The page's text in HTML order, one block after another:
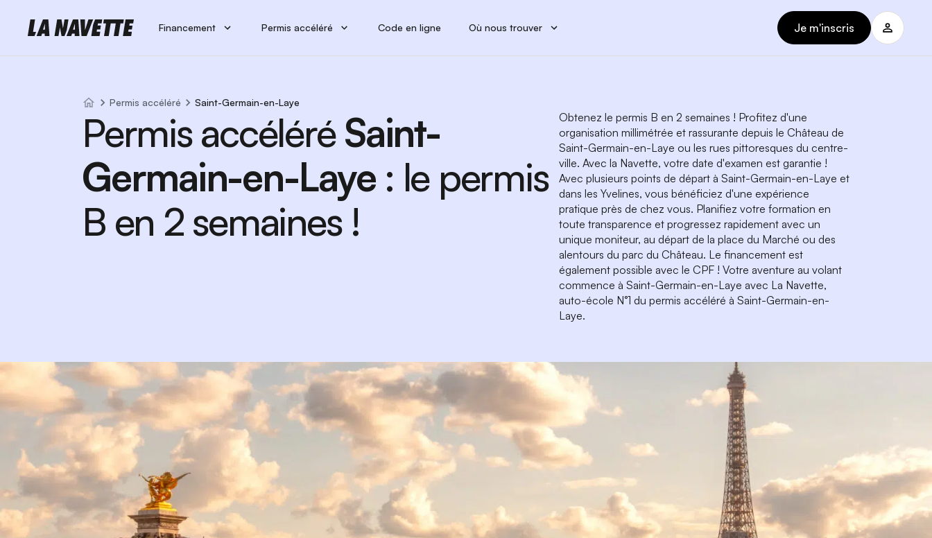
Financement Permis accéléré Code en ligne Où nous trouver Je m'inscris
Permis accéléré Saint-Germain-en-Laye
Permis accéléréSaint-
Germain-en-Laye : le permis
B en 2 semaines !
Obtenez le permis B en 2 semaines ! Profitez d'une
organisation millimétrée et rassurante depuis le Château de
Saint-Germain-en-Laye ou les rues pittoresques du centre-
ville. Avec la Navette, votre date d'examen est garantie !
Avec plusieurs points de départ à Saint-Germain-en-Laye et
dans les Yvelines, vous bénéficiez d'une expérience
pratique près de chez vous. Planifiez votre formation en
toute transparence et progressez rapidement avec un
unique moniteur, au départ de la place du Marché ou des
alentours du parc du Château. Le financement est
également possible avec le CPF ! Votre aventure au volant
commence à Saint-Germain-en-Laye avec La Navette,
auto-école N°1 du permis accéléré à Saint-Germain-en-
Laye.